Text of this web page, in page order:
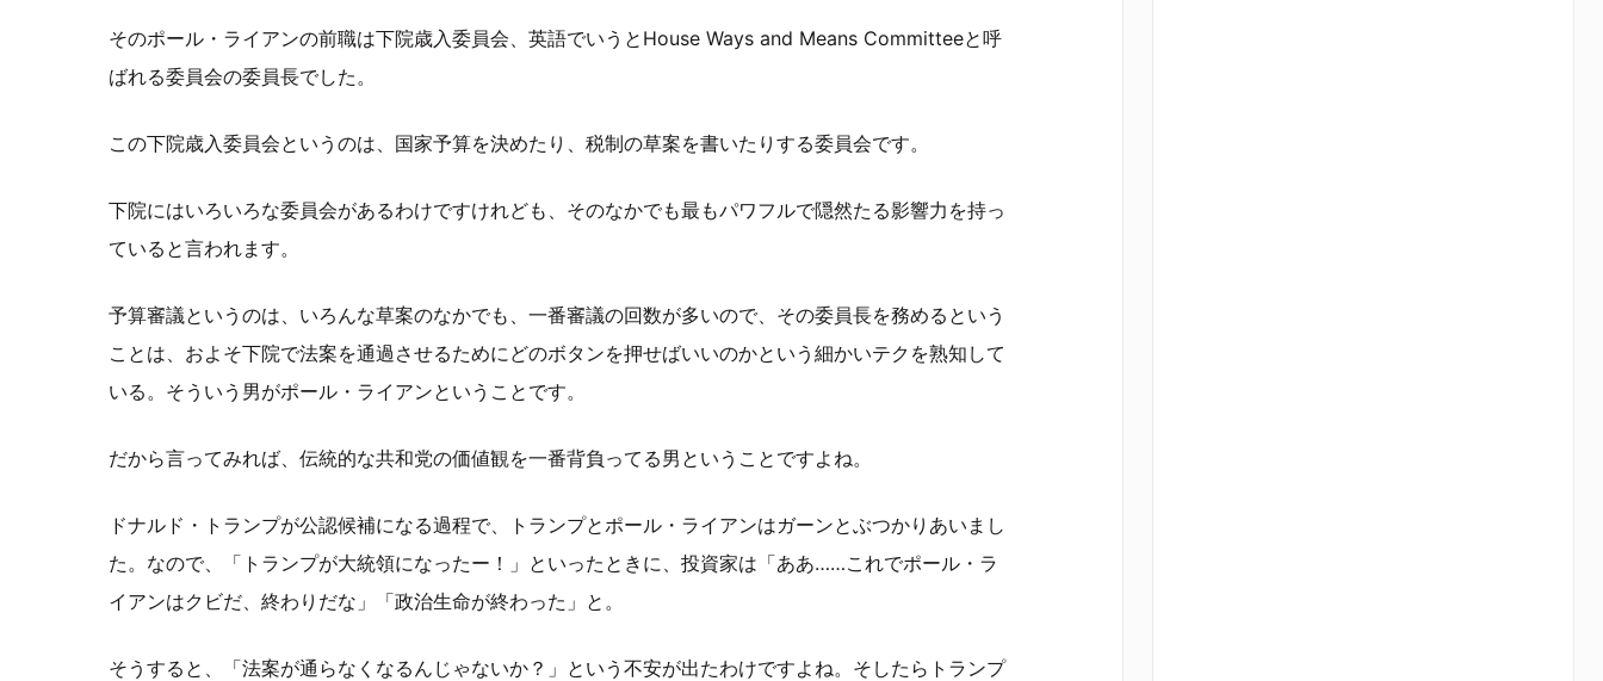
そのポール・ライアンの前職は下院歳入委員会、英語でいうとHouse Ways and Means Committeeと呼
ばれる委員会の委員長でした。
この下院歳入委員会というのは、国家予算を決めたり、税制の草案を書いたりする委員会です。
下院にはいろいろな委員会があるわけですけれども、そのなかでも最もパワフルで隠然たる影響力を持っ
ていると言われます。
予算審議というのは、いろんな草案のなかでも、一番審議の回数が多いので、その委員長を務めるという
ことは、およそ下院で法案を通過させるためにどのボタンを押せばいいのかという細かいテクを熟知して
いる。そういう男がポール・ライアンということです。
だから言ってみれば、伝統的な共和党の価値観を一番背負ってる男ということですよね。
ドナルド・トランプが公認候補になる過程で、トランプとポール・ライアンはガーンとぶつかりあいまし
た。なので、「トランプが大統領になったー！」といったときに、投資家は「ああ……これでポール・ラ
イアンはクビだ、終わりだな」「政治生命が終わった」と。
そうすると、「法案が通らなくなるんじゃないか？」という不安が出たわけですよね。そしたらトランプ